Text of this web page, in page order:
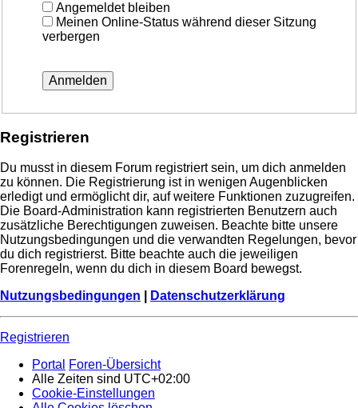
Angemeldet bleiben
Meinen Online-Status während dieser Sitzung
verbergen
Registrieren
Du musst in diesem Forum registriert sein, um dich anmelden
zu können. Die Registrierung ist in wenigen Augenblicken
erledigt und ermöglicht dir, auf weitere Funktionen zuzugreifen.
Die Board-Administration kann registrierten Benutzern auch
zusätzliche Berechtigungen zuweisen. Beachte bitte unsere
Nutzungsbedingungen und die verwandten Regelungen, bevor
du dich registrierst. Bitte beachte auch die jeweiligen
Forenregeln, wenn du dich in diesem Board bewegst.
Nutzungsbedingungen
Datenschutzerklärung
Registrieren
Portal Foren-Übersicht
Alle Zeiten sind UTC+02:00
Cookie-Einstellungen